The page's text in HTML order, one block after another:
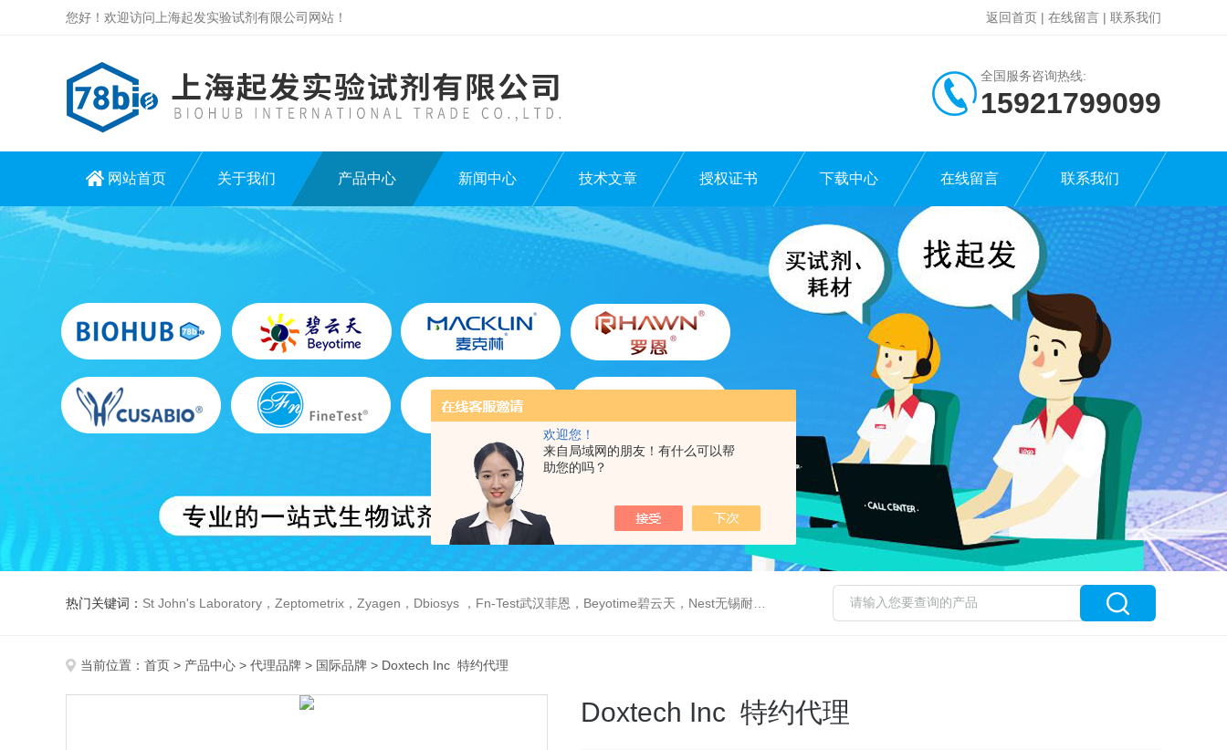
欢迎您！
来自局域网的朋友！有什么可以帮
助您的吗？
您好！欢迎访问上海起发实验试剂有限公司网站！ 返回首页 | 在线留言 | 联系我们
全国服务咨询热线:
15921799099
网站首页 关于我们 产品中心 新闻中心 技术文章 授权证书 下载中心 在线留言 联系我们
热门关键词： St John's Laboratory，Zeptometrix，Zyagen，Dbiosys ，Fn-Test武汉菲恩，Beyotime碧云天，Nest无锡耐思，Elabscience伊莱瑞特，Macklin麦克林生物，Cobioer科佰生物
当前位置： 首页 > 产品中心 > 代理品牌 > 国际品牌 > Doxtech Inc 特约代理
Doxtech Inc 特约代理